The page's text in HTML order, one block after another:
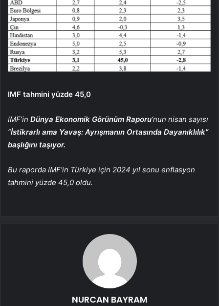
IMF tahmini yüzde 45,0
IMF’in Dünya Ekonomik Görünüm Raporu‘nun nisan sayısı
“İstikrarlı ama Yavaş: Ayrışmanın Ortasında Dayanıklılık”
başlığını taşıyor.
Bu raporda IMF’in Türkiye için 2024 yıl sonu enflasyon
tahmini yüzde 45,0 oldu.
NURCAN BAYRAM